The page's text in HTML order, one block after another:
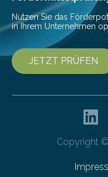
Nutzen Sie das
in Ihrem Unternehmen
JETZT PRÜFEN
Copyright